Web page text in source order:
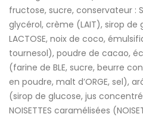
fructose, sucre, conservateur :
glycérol, crème (LAIT), sirop
LACTOSE, noix de coco,
tournesol), poudre de cacao,
(farine de BLE, sucre, beurre
en poudre, malt d’ORGE, sel),
(sirop de glucose, jus
NOISETTES caramélisées